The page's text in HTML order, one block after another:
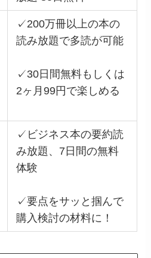
✓200万冊以上の本の
読み放題で多読が可能
✓30日間無料もしくは
2ヶ月99円で楽しめる
✓ビジネス本の要約読
み放題、7日間の無料
体験
✓要点をサッと掴んで
購入検討の材料に！